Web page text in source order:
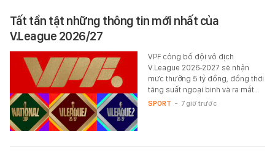
Tất tần tật những thông tin mới nhất của
V.League 2026/27
VPF công bố đội vô địch
V.League 2026-2027 sẽ nhận
mức thưởng 5 tỷ đồng, đồng thời
tăng suất ngoại binh và ra mắt…
SPORT - 7 giờ trước